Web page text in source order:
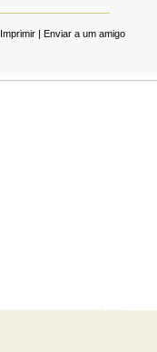
Imprimir | Enviar a um amigo